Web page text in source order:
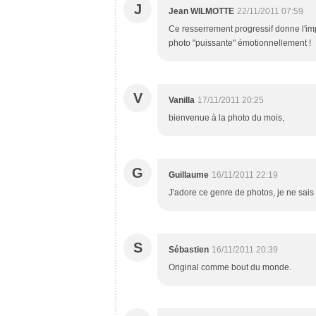
J Jean WILMOTTE 22/11/2011 07:59
Ce resserrement progressif donne
photo "puissante" émotionnellement !
V Vanilla 17/11/2011 20:25
bienvenue à la photo du mois,
G Guillaume 16/11/2011 22:19
J'adore ce genre de photos, je ne
S Sébastien 16/11/2011 20:39
Original comme bout du monde.